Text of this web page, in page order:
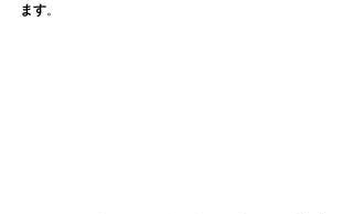
ます。